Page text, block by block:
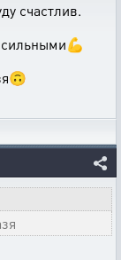
счастлив.